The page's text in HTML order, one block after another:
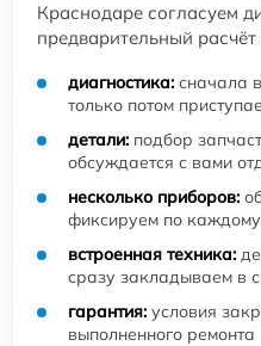
Краснодаре согласуем
предварительный расчёт
диагностика: сначала
только потом
детали: подбор
обсуждается с вами
несколько приборов:
фиксируем по каждому
встроенная техника:
сразу закладываем в
гарантия: условия
выполненного ремонта